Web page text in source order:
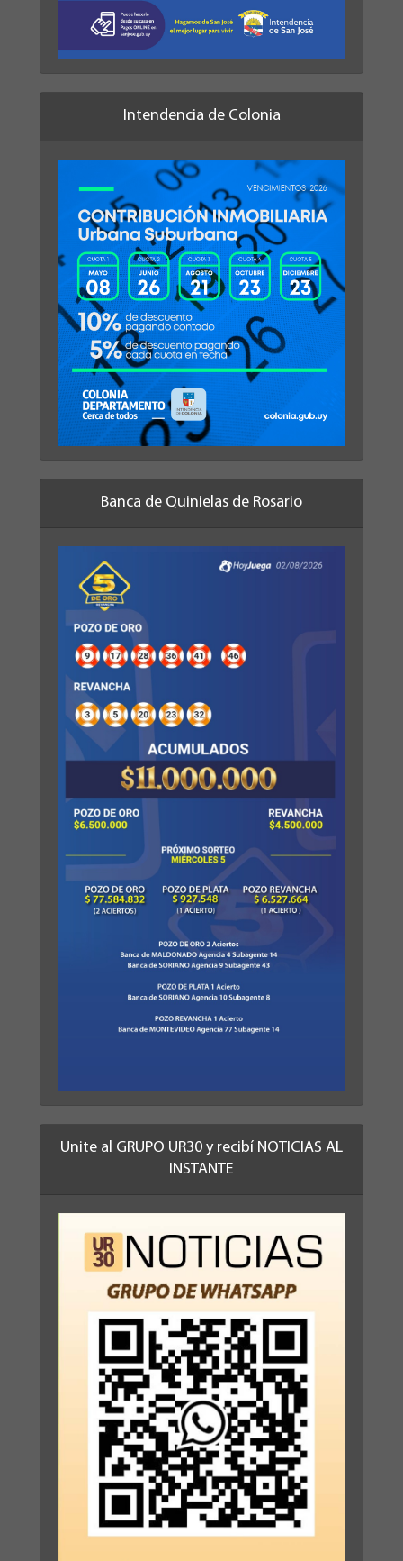
Intendencia de Colonia
Banca de Quinielas de Rosario
Unite al GRUPO UR30 y recibí NOTICIAS AL
INSTANTE